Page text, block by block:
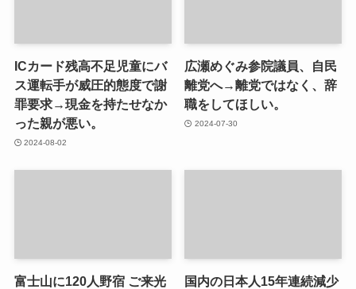
ICカード残高不足児童にバ
ス運転手が威圧的態度で謝
罪要求→現金を持たせなか
った親が悪い。
2024-08-02
広瀬めぐみ参院議員、自民
離党へ→離党ではなく、辞
職をしてほしい。
2024-07-30
富士山に120人野宿 ご来光
国内の日本人15年連続減少